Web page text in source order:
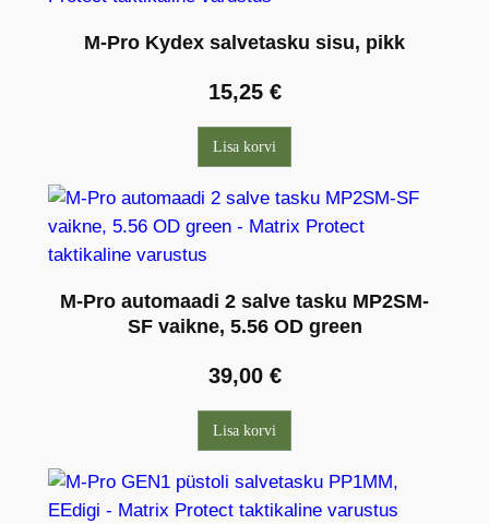
M-Pro Kydex salvetasku sisu, pikk
15,25 €
Lisa korvi
M-Pro automaadi 2 salve tasku MP2SM-
SF vaikne, 5.56 OD green
39,00 €
Lisa korvi